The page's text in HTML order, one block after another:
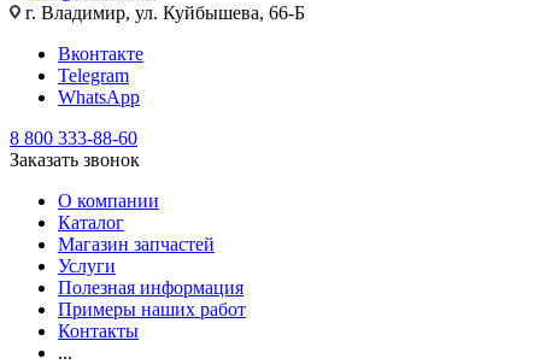
г. Владимир, ул. Куйбышева, 66-Б
Вконтакте
Telegram
WhatsApp
8 800 333-88-60
Заказать звонок
О компании
Каталог
Магазин запчастей
Услуги
Полезная информация
Примеры наших работ
Контакты
...